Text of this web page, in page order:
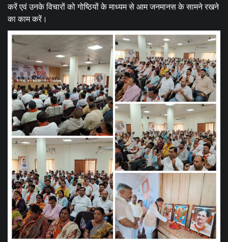
करें एवं उनके विचारों को गोष्ठियों के माध्यम से आम जनमानस के सामने रखने
का काम करें।